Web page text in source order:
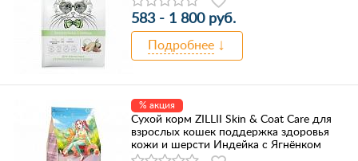
583 - 1 800 руб.
Подробнее
% акция
Сухой корм ZILLII Skin & Coat Care для
взрослых кошек поддержка здоровья
кожи и шерсти Индейка с Ягнёнком